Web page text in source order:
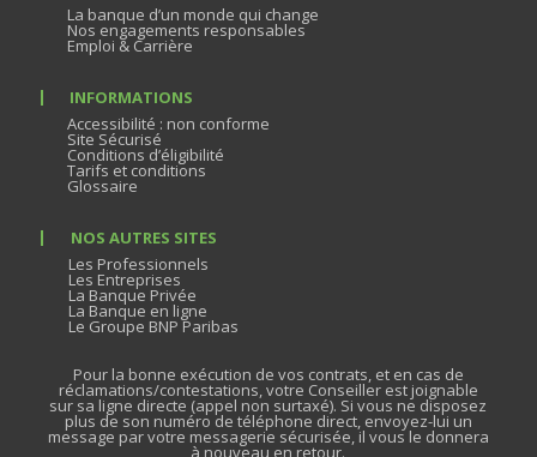
La banque d’un monde qui change
Nos engagements responsables
Emploi & Carrière
INFORMATIONS
Accessibilité : non conforme
Site Sécurisé
Conditions d’éligibilité
Tarifs et conditions
Glossaire
NOS AUTRES SITES
Les Professionnels
Les Entreprises
La Banque Privée
La Banque en ligne
Le Groupe BNP Paribas
Pour la bonne exécution de vos contrats, et en cas de
réclamations/contestations, votre Conseiller est joignable
sur sa ligne directe (appel non surtaxé). Si vous ne disposez
plus de son numéro de téléphone direct, envoyez-lui un
message par votre messagerie sécurisée, il vous le donnera
à nouveau en retour.